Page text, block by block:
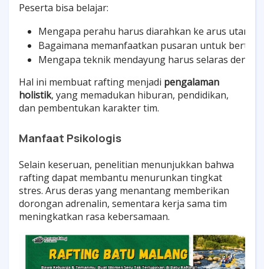
Peserta bisa belajar:
Mengapa perahu harus diarahkan ke arus utama.
Bagaimana memanfaatkan pusaran untuk
Mengapa teknik mendayung harus selaras
Hal ini membuat rafting menjadi pengalaman
holistik, yang memadukan hiburan, pendidikan,
dan pembentukan karakter tim.
Manfaat Psikologis
Selain keseruan, penelitian menunjukkan bahwa
rafting dapat membantu menurunkan tingkat
stres. Arus deras yang menantang memberikan
dorongan adrenalin, sementara kerja sama tim
meningkatkan rasa kebersamaan.